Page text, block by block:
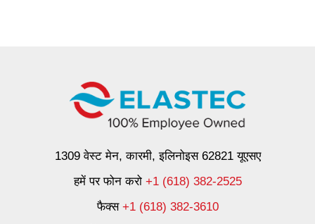
1309 वेस्ट मेन, कारमी, इलिनोइस 62821 यूएसए
हमें पर फोन करो +1 (618) 382-2525
फैक्स +1 (618) 382-3610